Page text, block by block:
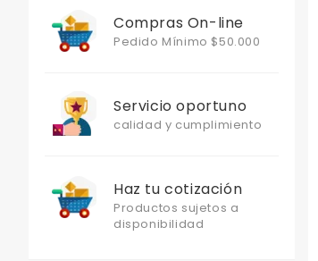
Compras On-line
Pedido Mínimo $50.000
Servicio oportuno
calidad y cumplimiento
Haz tu cotización
Productos sujetos a
disponibilidad